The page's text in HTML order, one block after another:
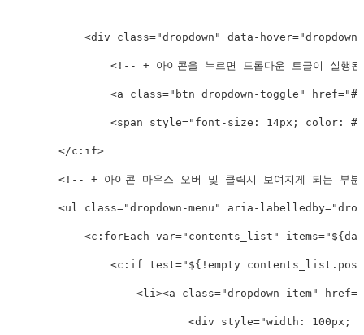
<div class="dropdown " data-hover="dropdown
<!-- + 아이콘을 누르면 드롭다운 토글이 실행
<a class=" btn dropdown-toggle " href="#
<span style=" font-size : 14px ; color :
</c: if>
<!-- + 아이콘 마우스 오버 및 클릭시 보여지게 되는 부
<ul class="dropdown-menu " aria-labelledby="
<c: forEach var=" contents_list " items="
<c: if test=" ${!empty
< li><a class="dropdown-item" href=
<div style="width : 100px ;